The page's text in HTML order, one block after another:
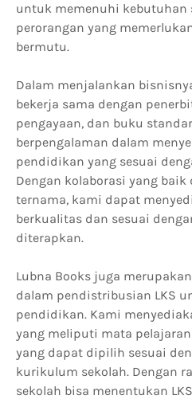
untuk memenuhi kebutuhan
perorangan yang
bermutu.
Dalam menjalankan
bekerja sama dengan
pengayaan, dan buku
berpengalaman dalam
pendidikan yang sesuai
Dengan kolaborasi yang
ternama, kami dapat
berkualitas dan sesuai
diterapkan.
Lubna Books juga
dalam pendistribusian LKS
pendidikan. Kami
yang meliputi mata
yang dapat dipilih sesuai
kurikulum sekolah. Dengan
sekolah bisa menentukan